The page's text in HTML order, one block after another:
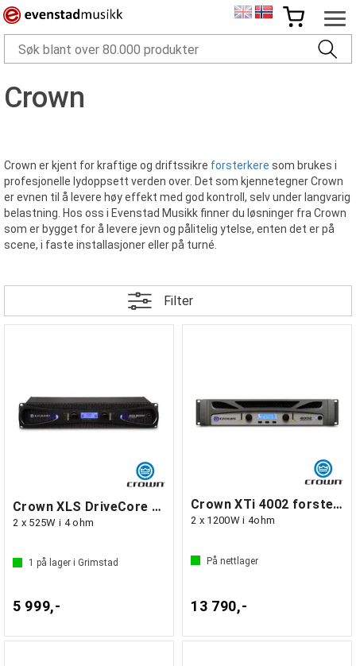
Crown
Crown er kjent for kraftige og driftssikre forsterkere som brukes i
profesjonelle lydoppsett verden over. Det som kjennetegner Crown
er evnen til å levere høy effekt med god kontroll, selv under langvarig
belastning. Hos oss i Evenstad Musikk finner du løsninger fra Crown
som er bygget for å levere jevn og pålitelig ytelse, enten det er på
scene, i faste installasjoner eller på turné.
Filter
Crown XLS DriveCore 1502
2 x 525W i 4 ohm
1 på lager i Grimstad
5 999,-
Crown XTi 4002 forsterker med DSP
2 x 1200W i 4ohm
På nettlager
13 790,-